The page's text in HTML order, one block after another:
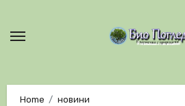
Home
новини